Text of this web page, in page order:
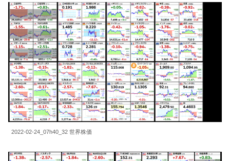
2022-02-24_07h40_32 世界株価